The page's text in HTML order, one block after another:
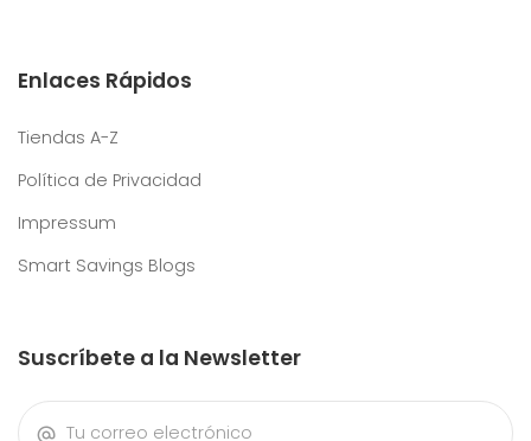
Enlaces Rápidos
Tiendas A-Z
Política de Privacidad
Impressum
Smart Savings Blogs
Suscríbete a la Newsletter